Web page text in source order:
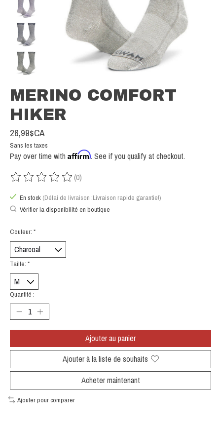
MERINO COMFORT
HIKER
26,99$CA
Sans les taxes
Pay over time with Affirm. See if you qualify at checkout.
Ce produit est évalué à
(0)
En stock (Délai de livraison :Livraison rapide garantie!)
Vérifier la disponibilité en boutique
Couleur: *
Taille: *
Quantité :
Ajouter au panier
Ajouter à la liste de souhaits
Acheter maintenant
Ajouter pour comparer